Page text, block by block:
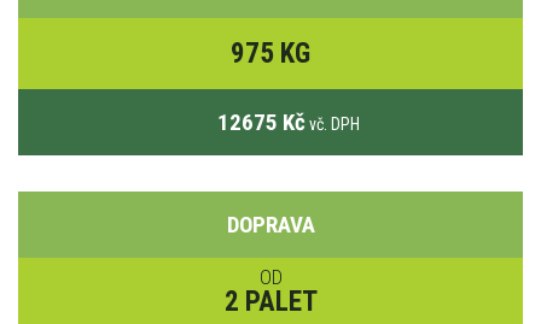
975 KG
12675 Kč vč. DPH
DOPRAVA
OD
2 PALET